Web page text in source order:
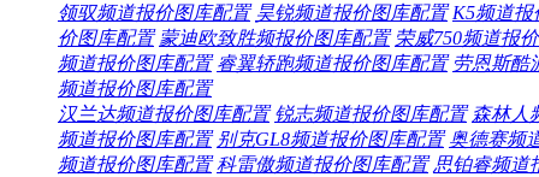
领驭频道报价图库配置 昊锐频道报价图库配置 K5频道报
价图库配置 蒙迪欧致胜频报价图库配置 荣威750频道报价
频道报价图库配置 睿翼轿跑频道报价图库配置 劳恩斯酷
频道报价图库配置
汉兰达频道报价图库配置 锐志频道报价图库配置 森林人
频道报价图库配置 别克GL8频道报价图库配置 奥德赛频
频道报价图库配置 科雷傲频道报价图库配置 思铂睿频道